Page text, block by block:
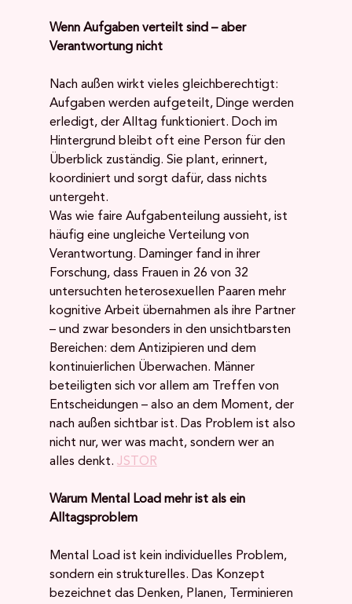
Wenn Aufgaben verteilt sind – aber
Verantwortung nicht
Nach außen wirkt vieles gleichberechtigt:
Aufgaben werden aufgeteilt, Dinge werden
erledigt, der Alltag funktioniert. Doch im
Hintergrund bleibt oft eine Person für den
Überblick zuständig. Sie plant, erinnert,
koordiniert und sorgt dafür, dass nichts
untergeht.
Was wie faire Aufgabenteilung aussieht, ist
häufig eine ungleiche Verteilung von
Verantwortung. Daminger fand in ihrer
Forschung, dass Frauen in 26 von 32
untersuchten heterosexuellen Paaren mehr
kognitive Arbeit übernahmen als ihre Partner
– und zwar besonders in den unsichtbarsten
Bereichen: dem Antizipieren und dem
kontinuierlichen Überwachen. Männer
beteiligten sich vor allem am Treffen von
Entscheidungen – also an dem Moment, der
nach außen sichtbar ist. Das Problem ist also
nicht nur, wer was macht, sondern wer an
alles denkt. JSTOR
Warum Mental Load mehr ist als ein
Alltagsproblem
Mental Load ist kein individuelles Problem,
sondern ein strukturelles. Das Konzept
bezeichnet das Denken, Planen, Terminieren